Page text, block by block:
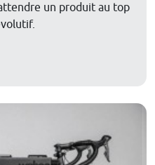
un produit au top